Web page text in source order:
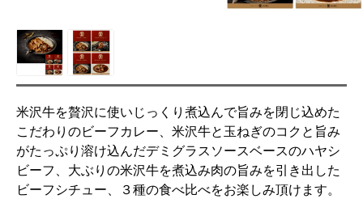
米沢牛を贅沢に使いじっくり煮込んで旨みを閉じ込めた
こだわりのビーフカレー、米沢牛と玉ねぎのコクと旨み
がたっぷり溶け込んだデミグラスソースベースのハヤシ
ビーフ、大ぶりの米沢牛を煮込み肉の旨みを引き出した
ビーフシチュー、３種の食べ比べをお楽しみ頂けます。